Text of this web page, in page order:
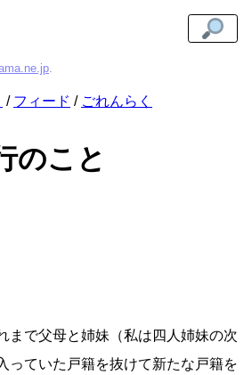
.
フィード ごれんらく
のこと
まで父母と姉妹（私は四人姉妹の次
っていた戸籍を抜けて新たな戸籍を